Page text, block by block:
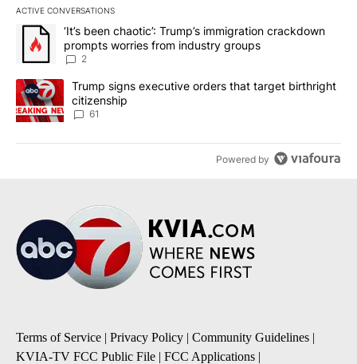
ACTIVE CONVERSATIONS
The following is a list of the most commented articles in the last
A trending article titled "‘It’s been chaotic’: Trump’s
‘It’s been chaotic’: Trump’s immigration crackdown
prompts worries from industry groups
2
A trending article titled "Trump signs executive orders that
Trump signs executive orders that target birthright
citizenship
61
Powered by
Terms of Service | Privacy Policy | Community Guidelines |
KVIA-TV FCC Public File | FCC Applications |